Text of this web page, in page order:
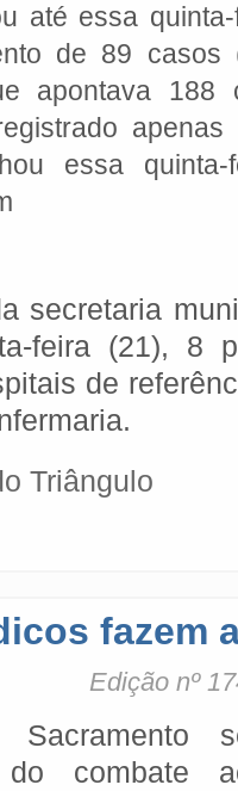
até essa
de 89 casos
apontava 188
essa
secretaria
feira (21), 8
de
Triângulo
fazem
Edição nº
combate